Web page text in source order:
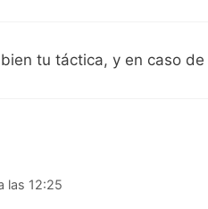
tu táctica, y en caso
las 12:25